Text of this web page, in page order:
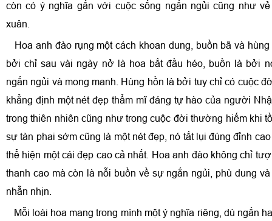
còn có ý nghĩa gắn với cuộc sống ngắn ngủi cũng như
xuân.
Hoa anh đào rụng một cách khoan dung, buồn bã và
bởi chỉ sau vài ngày nở là hoa bắt đầu héo, buồn là bởi
ngắn ngủi và mong manh. Hùng hồn là bởi tuy chỉ có cuộc
khẳng định một nét đẹp thẩm mĩ đáng tự hào của người
trong thiên nhiên cũng như trong cuộc đời thường hiếm khi
sự tàn phai sớm cũng là một nét đẹp, nó tắt lụi đúng đỉnh
thể hiện một cái đẹp cao cả nhất. Hoa anh đào không chỉ
thanh cao mà còn là nỗi buồn về sự ngắn ngủi, phù dung
nhẫn nhịn.
Mỗi loài hoa mang trong mình một ý nghĩa riêng, dù ngắn